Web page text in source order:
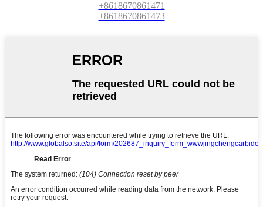
+8618670861471
+8618670861473